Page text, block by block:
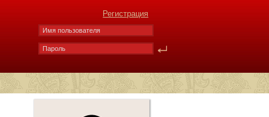
Регистрация